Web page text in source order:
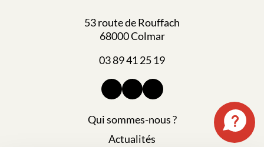
53 route de Rouffach
68000 Colmar
03 89 41 25 19
Qui sommes-nous ?
Actualités